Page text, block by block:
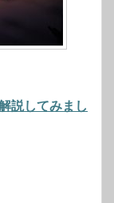
説してみまし